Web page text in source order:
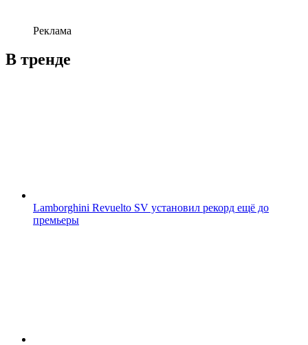
Реклама
В тренде
Lamborghini Revuelto SV установил рекорд ещё до
премьеры